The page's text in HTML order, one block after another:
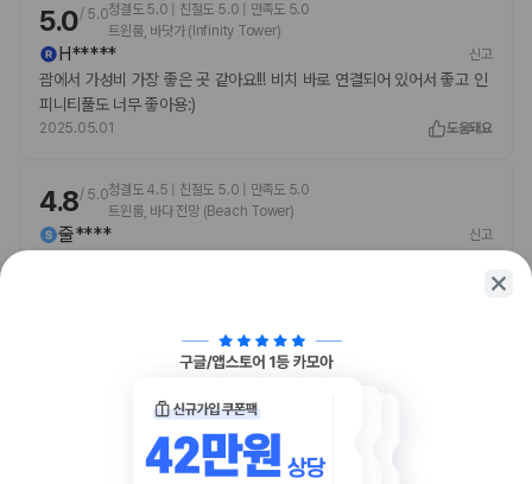
JCB International
Mastercard
UnionPay
반려동물
장애인 안내 동물 동반 가능
5.0/ 5.0청결도 5.0 | 친절도 5.0 | 만족도 5.0
트윈룸, 바닷가 (Infinity Tower)
H***** 신고
괌에서 가성비 가장 좋은 곳 같아요!!! 비치 바로 연결되어 있어서 좋고 인
피니티풀도 너무 좋아용:)
2025.05.01 도움돼요
4.8/ 5.0청결도 4.5 | 친절도 5.0 | 만족도 5.0
트윈룸, 바다 전망 (Beach Tower)
줄**** 신고
함께 가는 친구에게 정보를 공유해보세요